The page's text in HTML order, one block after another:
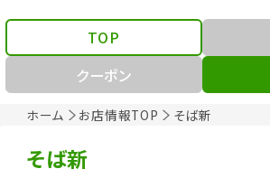
ホーム お店情報TOP そば新
TOP
クーポン
そば新